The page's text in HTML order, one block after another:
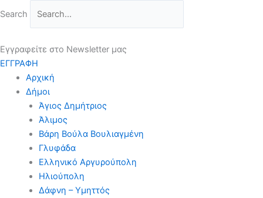
στο
Search
Εγγραφείτε στο Newsletter μας
ΕΓΓΡΑΦΗ
Αρχική
Δήμοι
Άγιος Δημήτριος
Άλιμος
Βάρη Βούλα Βουλιαγμένη
Γλυφάδα
Ελληνικό Αργυρούπολη
Ηλιούπολη
Δάφνη – Υμηττός